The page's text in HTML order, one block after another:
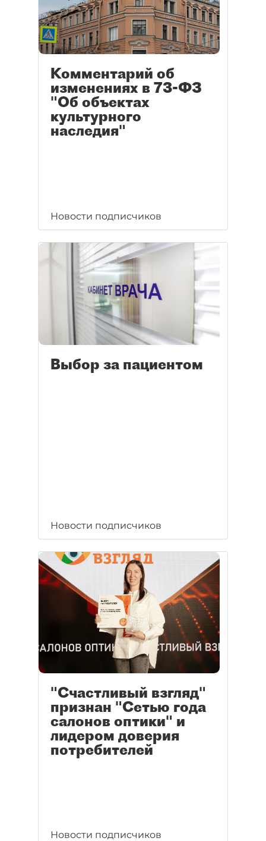
Комментарий об
изменениях в 73-ФЗ
"Об объектах
культурного
наследия"
Новости подписчиков
Выбор за пациентом
Новости подписчиков
"Счастливый взгляд"
признан "Сетью года
салонов оптики" и
лидером доверия
потребителей
Новости подписчиков